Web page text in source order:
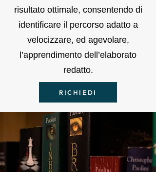
risultato ottimale, consentendo di
identificare il percorso adatto a
velocizzare, ed agevolare,
l’apprendimento dell’elaborato
redatto.
RICHIEDI